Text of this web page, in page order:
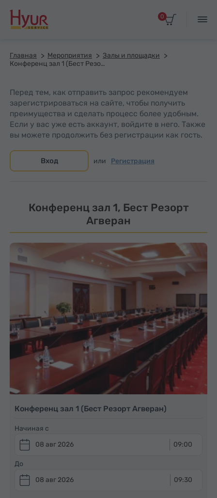
0
Главная Мероприятия
Залы и площадки
Конференц зал 1 (Бест Резорт Агверан)
Перед тем, как отправить запрос рекомендуем
зарегистрироваться на сайте, чтобы получить
преимущества и сделать процесс более удобным.
Если у вас уже есть аккаунт, войдите в него. Также
вы можете продолжить без регистрации как гость.
Вход или Регистрация
Конференц зал 1, Бест Резорт
Агверан
Конференц зал 1 (Бест Резорт Агверан)
Начиная с
08 авг 2026
09:00
До
08 авг 2026
09:30